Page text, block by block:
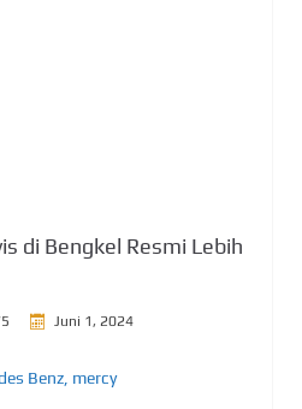
di Bengkel Resmi Lebih
Juni 1, 2024
Benz, mercy